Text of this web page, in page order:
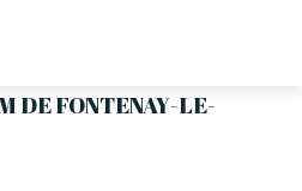
LE-COMTE
DE FONTENAY-LE-